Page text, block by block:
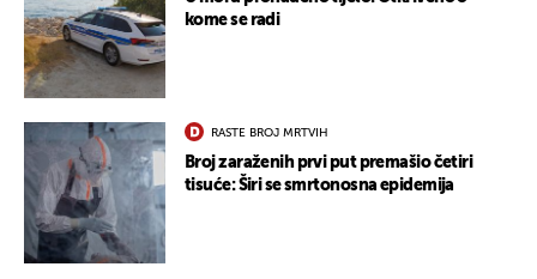
kome se radi
RASTE BROJ MRTVIH
Broj zaraženih prvi put premašio četiri
tisuće: Širi se smrtonosna epidemija